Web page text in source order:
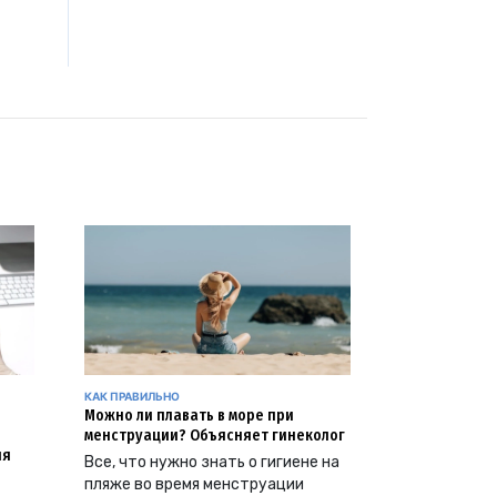
КАК ПРАВИЛЬНО
Можно ли плавать в море при
менструации? Объясняет гинеколог
Все, что нужно знать о гигиене на
пляже во время менструации